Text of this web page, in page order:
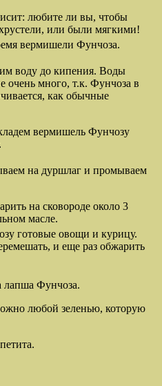
любите ли вы, чтобы
или были мягкими!
вермишели Фунчоза.
воду до кипения. Воды
очень много, т.к. Фунчоза в
как обычные
вермишель Фунчозу
на дуршлаг и промываем
на сковороде около 3
масле.
готовые овощи и курицу.
и еще раз обжарить
лапша Фунчоза.
любой зеленью, которую